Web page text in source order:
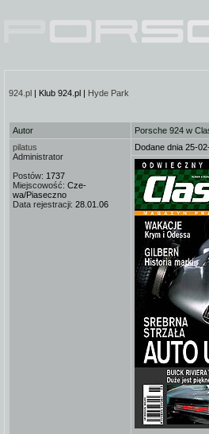
924.pl | Klub 924.pl | Hyde Park
Autor
Porsche 924 w
pilatus
Administrator
Postów: 1737
Miejscowość: Cze-
wa/Piaseczno
Data rejestracji: 28.01.06
Dodane dnia 25-